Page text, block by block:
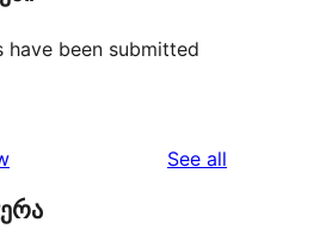
have been submitted
See all